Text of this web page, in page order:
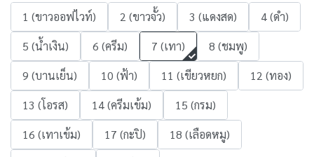
1 (ขาวออฟไวท์) 2 (ขาวจั้ว) 3 (แดงสด)
4 (ดำ)
5 (น้ำเงิน)
6 (ครีม) 7 (เทา)
8 (ชมพู)
9 (บานเย็น)
10 (ฟ้า) 11 (เขียวหยก)
12 (ทอง)
13 (โอรส)
14 (ครีมเข้ม)
15 (กรม)
16 (เทาเข้ม)
17 (กะปิ)
18 (เลือดหมู)